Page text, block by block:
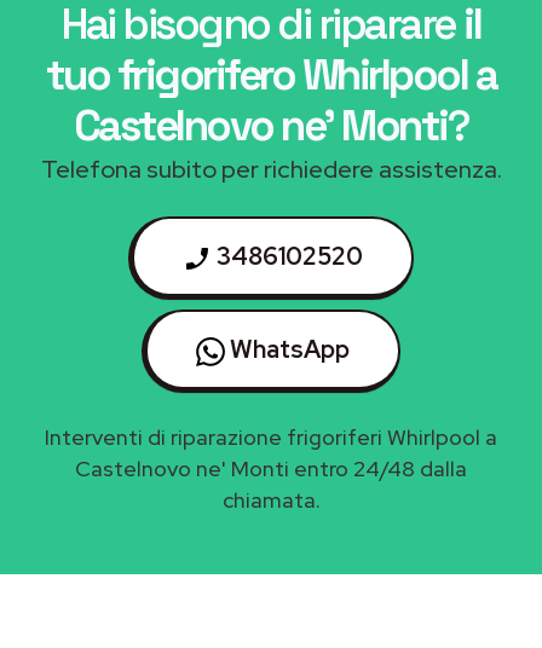
Hai bisogno di riparareil
tuo frigorifero Whirlpool a
Castelnovo ne' Monti?
Telefona subito per richiedere assistenza.
3486102520
WhatsApp
Interventi di riparazione frigoriferi Whirlpool a
Castelnovo ne' Monti entro 24/48 dalla
chiamata.